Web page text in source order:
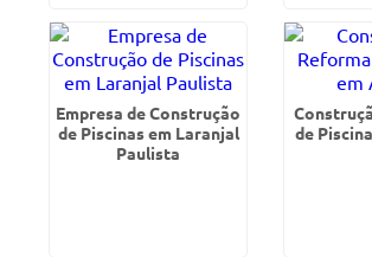
Empresa de Construção
de Piscinas em Laranjal
Paulista
de